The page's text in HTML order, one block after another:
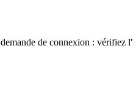
de connexion : vérifiez